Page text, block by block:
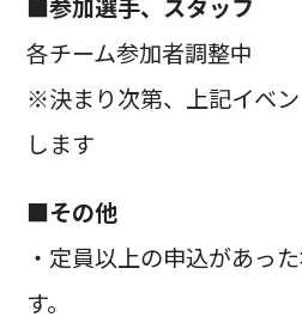
■参加選手、スタッフ
各チーム参加者調整中
※決まり次第、上記イベ
します
■その他
・定員以上の申込があっ
す。